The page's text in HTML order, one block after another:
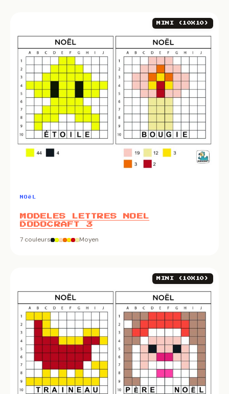
MINI (10X10)
NOëL
MODELES LETTRES NOEL
DODOCRAFT 3
7 couleurs Moyen
MINI (10X10)